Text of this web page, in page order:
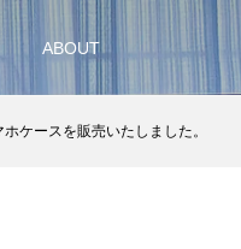
ABOUT
ケースを販売いたしました。